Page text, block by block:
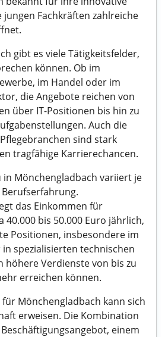
jungen Fachkräften zahlreiche
gibt es viele Tätigkeitsfelder,
können. Ob im
im Handel oder im
die Angebote reichen von
über IT-Positionen bis hin zu
Auch die
sind stark
tragfähige Karrierechancen.
in Mönchengladbach variiert je
das Einkommen für
40.000 bis 50.000 Euro jährlich,
Positionen, insbesondere im
spezialisierten technischen
höhere Verdienste von bis zu
erreichen können.
Mönchengladbach kann sich
erweisen. Die Kombination
einem